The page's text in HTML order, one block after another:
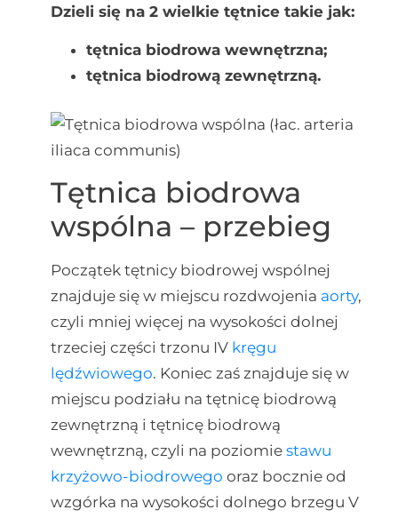
Dzieli się na 2 wielkie tętnice takie jak:
tętnica biodrowa wewnętrzna;
tętnica biodrową zewnętrzną.
Tętnica biodrowa
wspólna – przebieg
Początek tętnicy biodrowej wspólnej
znajduje się w miejscu rozdwojenia aorty,
czyli mniej więcej na wysokości dolnej
trzeciej części trzonu IV kręgu
lędźwiowego. Koniec zaś znajduje się w
miejscu podziału na tętnicę biodrową
zewnętrzną i tętnicę biodrową
wewnętrzną, czyli na poziomie stawu
krzyżowo-biodrowego oraz bocznie od
wzgórka na wysokości dolnego brzegu V